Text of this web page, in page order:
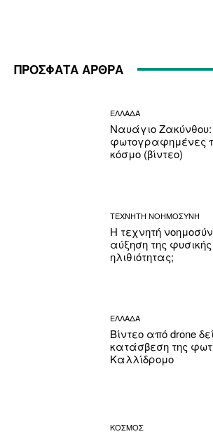
ΠΡΟΣΦΑΤΑ ΑΡΘΡΑ
ΕΛΛΑΔΑ
Ναυάγιο
φωτογραφημένες
κόσμο (βίντεο)
ΤΕΧΝΗΤΗ ΝΟΗΜΟΣΥΝΗ
Η τεχνητή
αύξηση της
ηλιθιότητας;
ΕΛΛΑΔΑ
Βίντεο από drone
κατάσβεση της
Καλλίδρομο
ΚΟΣΜΟΣ